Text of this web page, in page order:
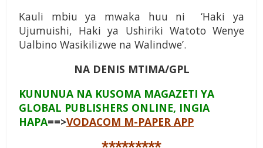
Kauli mbiu ya mwaka huu ni ‘Haki ya
Ujumuishi, Haki ya Ushiriki Watoto Wenye
Ualbino Wasikilizwe na Walindwe’.
NA DENIS MTIMA/GPL
KUNUNUA NA KUSOMA MAGAZETI YA
GLOBAL PUBLISHERS ONLINE, INGIA
HAPA==>VODACOM M-PAPER APP